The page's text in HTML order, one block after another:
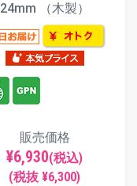
24mm （木製）
販売価格
¥6,930(税込)
(税抜 ¥6,300)